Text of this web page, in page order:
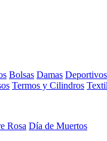
Bolsas Damas Deportivos
Termos y Cilindros
Rosa Día de Muertos